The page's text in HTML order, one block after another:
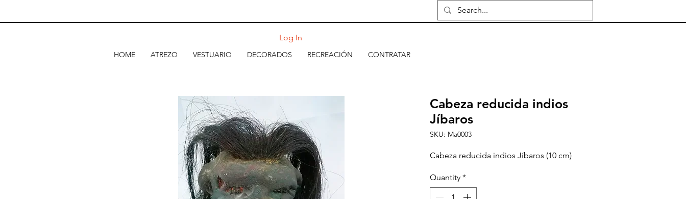
HOME ATREZO VESTUARIO DECORADOS RECREACIÓN CONTRATAR
Log In
Cabeza reducida indios
Jíbaros
SKU: Ma0003
Cabeza reducida indios Jíbaros (10 cm)
Quantity *